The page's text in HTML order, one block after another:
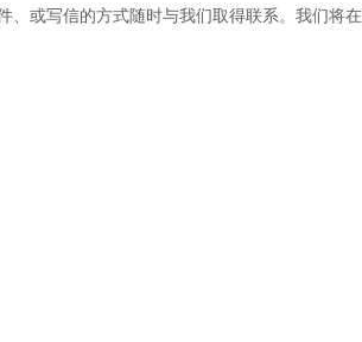
、或写信的方式随时与我们取得联系。我们将